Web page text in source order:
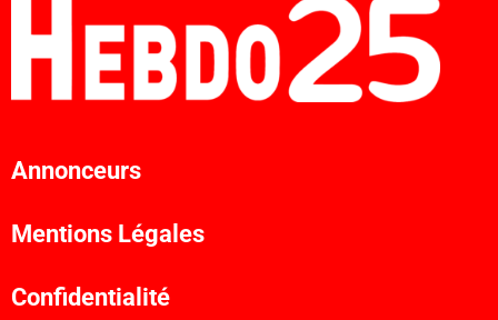
Annonceurs
Mentions Légales
Confidentialité